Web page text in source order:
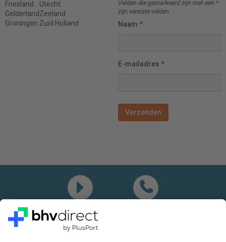
Friesland
Gelderland
Groningen
Utecht
Zeeland
Zuid Holland
Velden die gemarkeerd zijn met een *
zijn vereiste velden
Naam *
E-mailadres *
Demo